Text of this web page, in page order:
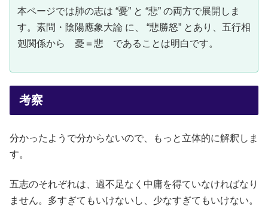
本ページでは肺の志は “憂” と “悲” の両方で展開しま
す。素問・陰陽應象大論 に、 “悲勝怒” とあり、五行相
剋関係から 憂＝悲 であることは明白です。
考察
分かったようで分からないので、もっと立体的に解釈しま
す。
五志のそれぞれは、過不足なく中庸を得ていなければなり
ません。多すぎてもいけないし、少なすぎてもいけない。